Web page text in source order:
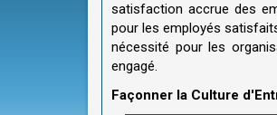
satisfaction accrue des
pour les employés
nécessité pour les
engagé.
Façonner la Culture